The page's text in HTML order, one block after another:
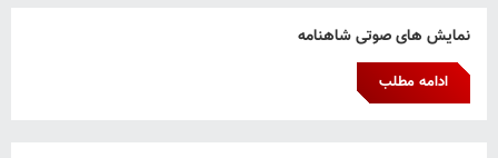
نمایش های صوتی شاهنامه
ادامه مطلب